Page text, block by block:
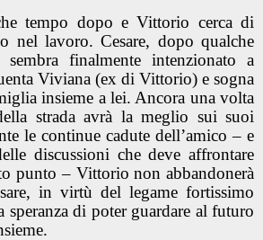
tempo dopo e Vittorio cerca di
nel lavoro. Cesare, dopo qualche
sembra finalmente intenzionato a
Viviana (ex di Vittorio) e sogna
insieme a lei. Ancora una volta
strada avrà la meglio sui suoi
le continue cadute dell’amico – e
discussioni che deve affrontare
punto – Vittorio non abbandonerà
in virtù del legame fortissimo
speranza di poter guardare al futuro